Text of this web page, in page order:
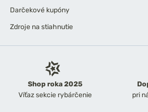
Shop roka 2025
Víťaz sekcie rybárčenie
pri
Darčekové kupóny
Zdroje na stiahnutie